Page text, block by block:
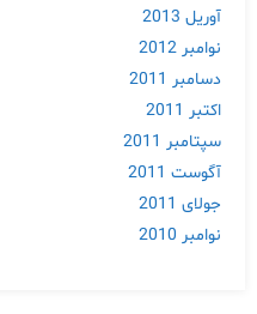
آوریل 2013
نوامبر 2012
دسامبر 2011
اکتبر 2011
سپتامبر 2011
آگوست 2011
جولای 2011
نوامبر 2010